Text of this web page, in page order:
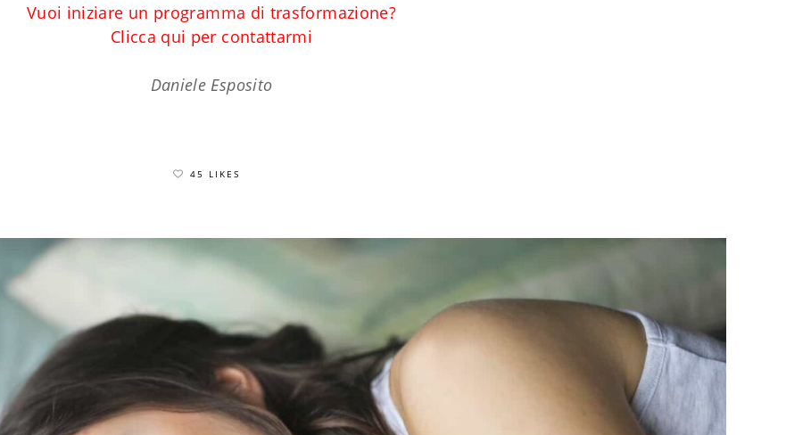
Vuoi iniziare un programma di trasformazione?
Clicca qui per contattarmi
Daniele Esposito
45 LIKES